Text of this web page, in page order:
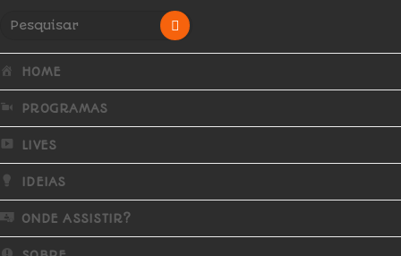
HOME
PROGRAMAS
LIVES
IDEIAS
ONDE ASSISTIR?